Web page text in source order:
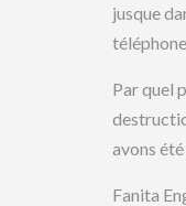
jusque
Par quel
avons
Fanita